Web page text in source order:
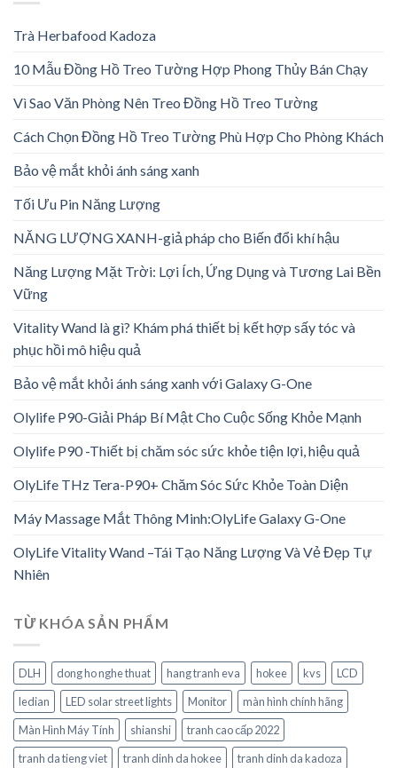
Trà Herbafood Kadoza
10 Mẫu Đồng Hồ Treo Tường Hợp Phong Thủy Bán Chạy
Vì Sao Văn Phòng Nên Treo Đồng Hồ Treo Tường
Cách Chọn Đồng Hồ Treo Tường Phù Hợp Cho Phòng Khách
Bảo vệ mắt khỏi ánh sáng xanh
Tối Ưu Pin Năng Lượng
NĂNG LƯỢNG XANH-giả pháp cho Biến đổi khí hậu
Năng Lượng Mặt Trời: Lợi Ích, Ứng Dụng và Tương Lai Bền
Vững
Vitality Wand là gì? Khám phá thiết bị kết hợp sấy tóc và
phục hồi mô hiệu quả
Bảo vệ mắt khỏi ánh sáng xanh với Galaxy G-One
Olylife P90-Giải Pháp Bí Mật Cho Cuộc Sống Khỏe Mạnh
Olylife P90 -Thiết bị chăm sóc sức khỏe tiện lợi, hiệu quả
OlyLife THz Tera-P90+ Chăm Sóc Sức Khỏe Toàn Diện
Máy Massage Mắt Thông Minh:OlyLife Galaxy G-One
OlyLife Vitality Wand –Tái Tạo Năng Lượng Và Vẻ Đẹp Tự
Nhiên
TỪ KHÓA SẢN PHẨM
DLH dong ho nghe thuat hang tranh eva hokee kvs
LCD
ledian
LED solar street lights Monitor
màn hình chính hãng
Màn Hình Máy Tính
shianshi
tranh cao cấp 2022
tranh da tieng viet
tranh dinh da hokee tranh dinh da kadoza